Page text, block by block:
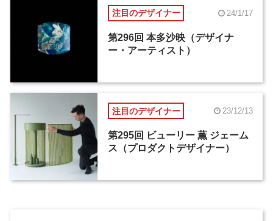
注目のデザイナー 24/1/17
第296回 本多沙映（デザイナ
ー・アーティスト）
注目のデザイナー 23/12/13
第295回 ビューリー 薫 ジェーム
ス（プロダクトデザイナー）